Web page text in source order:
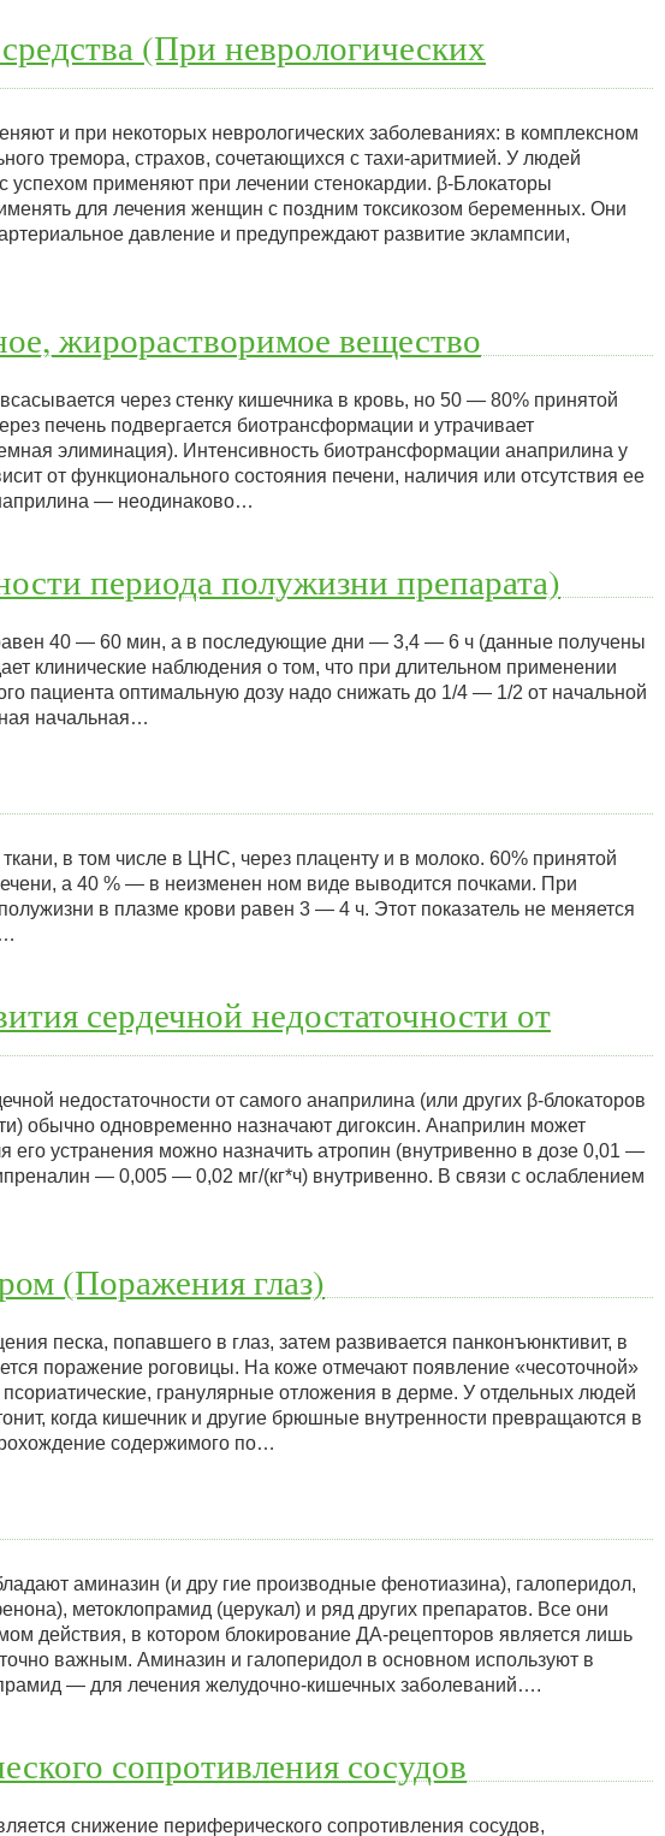
(При неврологических
и при некоторых неврологических заболеваниях: в комплексном
тремора, страхов, сочетающихся с тахи-аритмией. У людей
успехом применяют при лечении стенокардии. β-Блокаторы
для лечения женщин с поздним токсикозом беременных. Они
давление и предупреждают развитие эклампсии,
жирорастворимое вещество
через стенку кишечника в кровь, но 50 — 80% принятой
печень подвергается биотрансформации и утрачивает
элиминация). Интенсивность биотрансформации анаприлина у
от функционального состояния печени, наличия или отсутствия ее
— неодинаково…
периода полужизни препарата)
40 — 60 мин, а в последующие дни — 3,4 — 6 ч (данные получены
клинические наблюдения о том, что при длительном применении
пациента оптимальную дозу надо снижать до 1/4 — 1/2 от начальной
начальная…
в том числе в ЦНС, через плаценту и в молоко. 60% принятой
а 40 % — в неизменен ном виде выводится почками. При
в плазме крови равен 3 — 4 ч. Этот показатель не меняется
сердечной недостаточности от
недостаточности от самого анаприлина (или других β-блокаторов
обычно одновременно назначают дигоксин. Анаприлин может
устранения можно назначить атропин (внутривенно в дозе 0,01 —
— 0,005 — 0,02 мг/(кг*ч) внутривенно. В связи с ослаблением
(Поражения глаз)
песка, попавшего в глаз, затем развивается панконъюнктивит, в
поражение роговицы. На коже отмечают появление «чесоточной»
гранулярные отложения в дерме. У отдельных людей
когда кишечник и другие брюшные внутренности превращаются в
содержимого по…
аминазин (и дру гие производные фенотиазина), галоперидол,
метоклопрамид (церукал) и ряд других препаратов. Все они
действия, в котором блокирование ДА-рецепторов является лишь
важным. Аминазин и галоперидол в основном используют в
— для лечения желудочно-кишечных заболеваний….
сопротивления сосудов
снижение периферического сопротивления сосудов,